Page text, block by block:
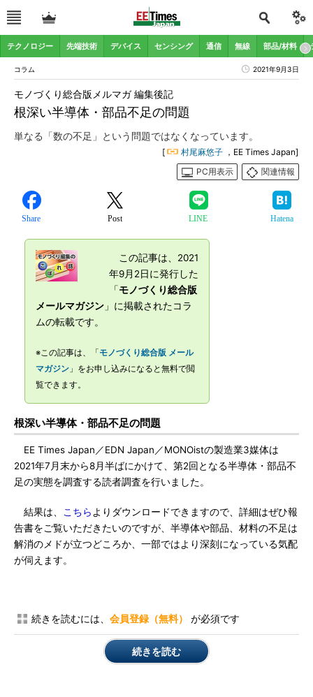
テクノロジー 先端技術 デバイス センシング 通信 無線 部品/材料
コラム 2021年9月3日
根深い半導体・部品不足の問題
モノづくり総合版メルマガ 編集後記
単なる「数の不足」という問題ではなくなっています。
[ 村尾麻悠子 ，EE Times Japan]
PC用表示
関連情報
Share Post LINE Hatena
この記事は、2021
年9月2日に発行した
「モノづくり総合版
メールマガジン 」に掲載されたコラ
ムの転載です。
※この記事は、「 モノづくり総合版 メール
マガジン 」をお申し込みになると無料で閲
覧できます。
根深い半導体・部品不足の問題
EE Times Japan／EDN Japan／MONOistの製造業3媒体は
2021年7月末から8月半ばにかけて、第2回となる半導体・部品不
足の実態を調査する読者調査を行いました。
結果は、 こちら よりダウンロードできますので、詳細はぜひ報
告書をご覧いただきたいのですが、半導体や部品、材料の不足は
解消のメドが立つどころか、一部ではより深刻になっている気配
が伺えます。
続きを読むには、 会員登録（無料） が必須です
続きを読む